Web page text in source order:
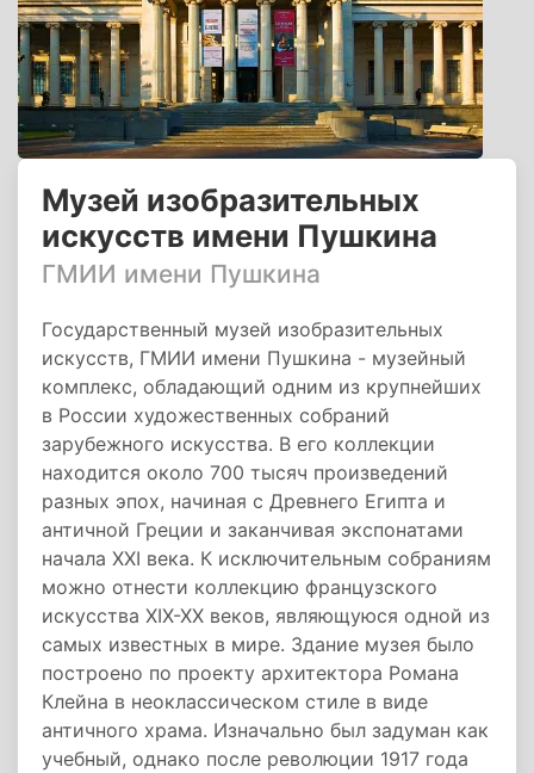
Музей изобразительных
искусств имени Пушкина
ГМИИ имени Пушкина
Государственный музей изобразительных
искусств, ГМИИ имени Пушкина - музейный
комплекс, обладающий одним из крупнейших
в России художественных собраний
зарубежного искусства. В его коллекции
находится около 700 тысяч произведений
разных эпох, начиная с Древнего Египта и
античной Греции и заканчивая экспонатами
начала XXI века. К исключительным собраниям
можно отнести коллекцию французского
искусства XIX-XX веков, являющуюся одной из
самых известных в мире. Здание музея было
построено по проекту архитектора Романа
Клейна в неоклассическом стиле в виде
античного храма. Изначально был задуман как
учебный, однако после революции 1917 года